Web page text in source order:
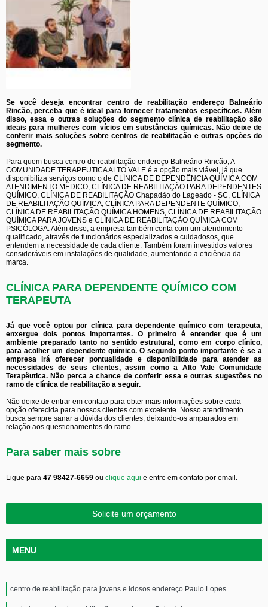
Se você deseja encontrar centro de reabilitação endereço Balneário
Rincão, perceba que é ideal para fornecer tratamentos específicos. Além
disso, essa e outras soluções do segmento clínica de reabilitação são
ideais para mulheres com vícios em substâncias químicas. Não deixe de
conferir mais soluções sobre centros de reabilitação e outras opções do
segmento.
Para quem busca centro de reabilitação endereço Balneário Rincão, A
COMUNIDADE TERAPEUTICA ALTO VALE é a opção mais viável, já que
disponibiliza serviços como o de CLÍNICA DE DEPENDÊNCIA QUÍMICA COM
ATENDIMENTO MÉDICO, CLÍNICA DE REABILITAÇÃO PARA DEPENDENTES
QUÍMICO, CLÍNICA DE REABILITAÇÃO Chapadão do Lageado - SC, CLÍNICA
DE REABILITAÇÃO QUÍMICA, CLÍNICA PARA DEPENDENTE QUÍMICO,
CLÍNICA DE REABILITAÇÃO QUÍMICA HOMENS, CLÍNICA DE REABILITAÇÃO
QUÍMICA PARA JOVENS e CLÍNICA DE REABILITAÇÃO QUÍMICA COM
PSICÓLOGA. Além disso, a empresa também conta com um atendimento
qualificado, através de funcionários especializados e cuidadosos, que
entendem a necessidade de cada cliente. Também foram investidos valores
consideráveis em instalações de qualidade, aumentando a eficiência da
marca.
CLÍNICA PARA DEPENDENTE QUÍMICO COM
TERAPEUTA
Já que você optou por clínica para dependente químico com terapeuta,
enxergue dois pontos importantes. O primeiro é entender que é um
ambiente preparado tanto no sentido estrutural, como em corpo clínico,
para acolher um dependente químico. O segundo ponto importante é se a
empresa irá oferecer pontualidade e disponibilidade para atender as
necessidades de seus clientes, assim como a Alto Vale Comunidade
Terapêutica. Não perca a chance de conferir essa e outras sugestões no
ramo de clínica de reabilitação a seguir.
Não deixe de entrar em contato para obter mais informações sobre cada
opção oferecida para nossos clientes com excelente. Nosso atendimento
busca sempre sanar a dúvida dos clientes, deixando-os amparados em
relação aos questionamentos do ramo.
Para saber mais sobre
Ligue para 47 98427-6659 ou clique aqui e entre em contato por email.
Solicite um orçamento
MENU
centro de reabilitação para jovens e idosos endereço Paulo Lopes